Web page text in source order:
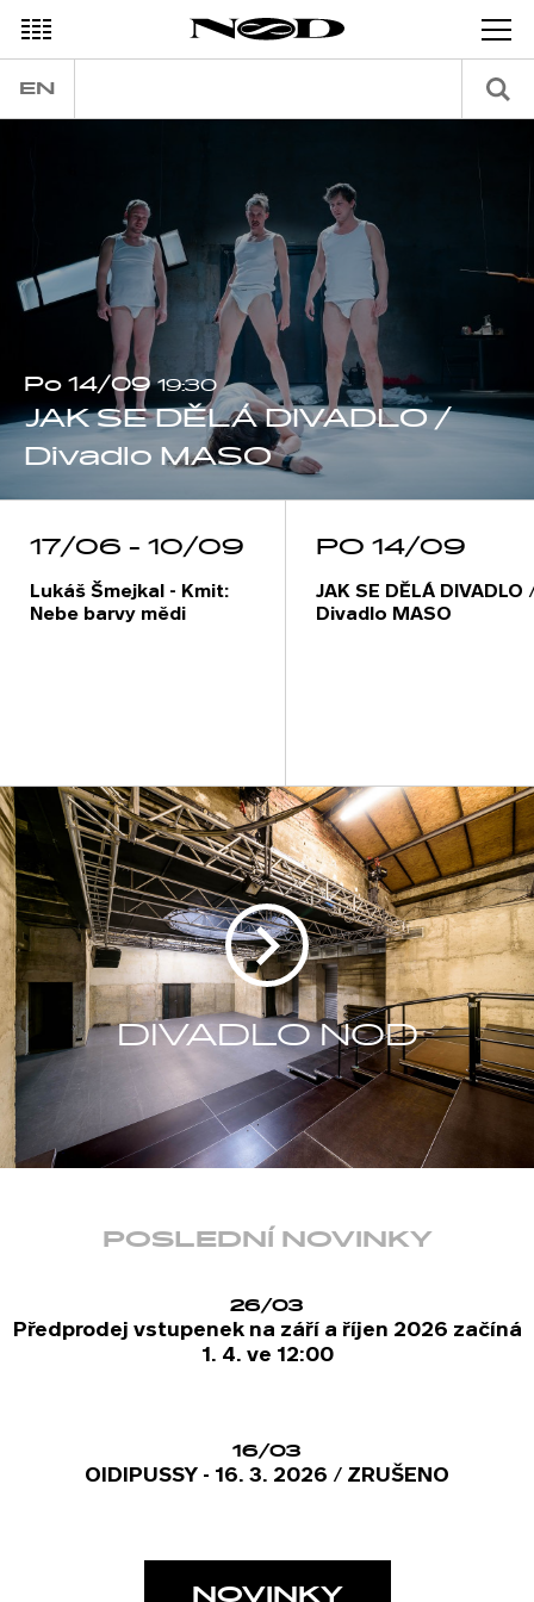
EN
Po 14/0919:30
JAK SE DĚLÁ DIVADLO /
Divadlo MASO
17/06 - 10/09
Lukáš Šmejkal - Kmit:
Nebe barvy mědi
PO 14/09
JAK SE DĚLÁ DIVADLO
Divadlo MASO
DIVADLO NOD
POSLEDNÍ NOVINKY
26/03
Předprodej vstupenek na září a říjen 2026 začíná
1. 4. ve 12:00
16/03
OIDIPUSSY - 16. 3. 2026 / ZRUŠENO
NOVINKY